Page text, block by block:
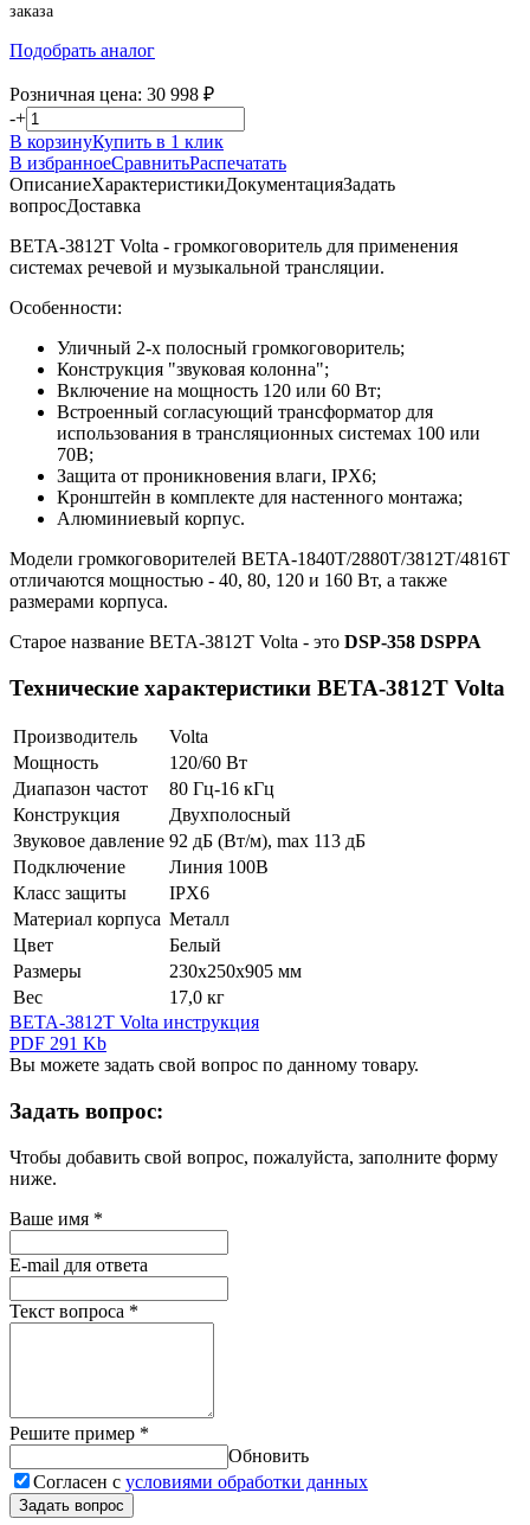
заказа
Подобрать аналог
Розничная цена: 30 998 ₽
-+
В корзинуКупить в 1 клик
В избранноеСравнитьРаспечатать
ОписаниеХарактеристикиДокументацияЗадать
вопросДоставка
BETA-3812T Volta - громкоговоритель для применения
системах речевой и музыкальной трансляции.
Особенности:
Уличный 2-х полосный громкоговоритель;
Конструкция "звуковая колонна";
Включение на мощность 120 или 60 Вт;
Встроенный согласующий трансформатор для
использования в трансляционных системах 100 или
70В;
Защита от проникновения влаги, IPX6;
Кронштейн в комплекте для настенного монтажа;
Алюминиевый корпус.
Модели громкоговорителей BETA-1840T/2880T/3812T/4816T
отличаются мощностью - 40, 80, 120 и 160 Вт, а также
размерами корпуса.
Старое название BETA-3812T Volta - это DSP-358 DSPPA
Технические характеристики BETA-3812T Volta
Производитель
Volta
Мощность
120/60 Вт
Диапазон частот
80 Гц-16 кГц
Конструкция
Двухполосный
Звуковое давление 92 дБ (Вт/м), max 113 дБ
Подключение
Линия 100В
Класс защиты
IPX6
Материал корпуса Металл
Цвет
Белый
Размеры
230х250х905 мм
Вес
17,0 кг
BETA-3812T Volta инструкция
PDF 291 Kb
Вы можете задать свой вопрос по данному товару.
Задать вопрос:
Чтобы добавить свой вопрос, пожалуйста, заполните форму
ниже.
Ваше имя *
E-mail для ответа
Текст вопроса *
Решите пример *
Обновить
Согласен с условиями обработки данных
Задать вопрос